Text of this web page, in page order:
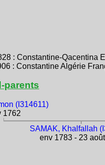
: Constantine-Qacentina
: Constantine Algérie
parents
(I314611)
1762
SAMAK, Khalfallah
env 1783 - 23